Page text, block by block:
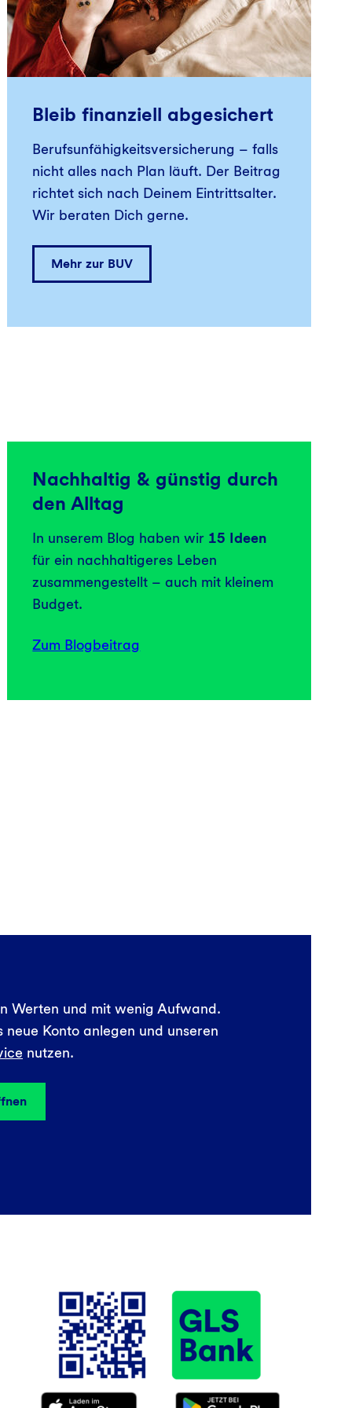
Bleib finanziell abgesichert
Berufsunfähigkeitsversicherung – falls
nicht alles nach Plan läuft. Der Beitrag
richtet sich nach Deinem Eintrittsalter.
Wir beraten Dich gerne.
Mehr zur BUV
Nachhaltig & günstig durch
den Alltag
In unserem Blog haben wir 15 Ideen
für ein nachhaltigeres Leben
zusammengestellt – auch mit kleinem
Budget.
Zum Blogbeitrag
Werten und mit wenig Aufwand.
neue Konto anlegen und unseren
nutzen.